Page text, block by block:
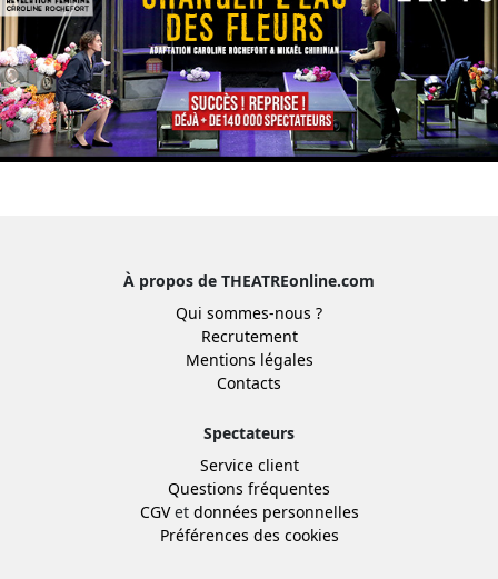
À propos de THEATREonline.com
Qui sommes-nous ?
Recrutement
Mentions légales
Contacts
Spectateurs
Service client
Questions fréquentes
CGVet données personnelles
Préférences des cookies